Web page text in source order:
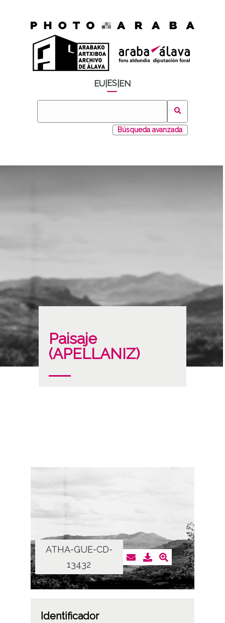
EU ES EN
Búsqueda avanzada
Paisaje
(APELLANIZ)
ATHA-GUE-CD-
13432
Identificador